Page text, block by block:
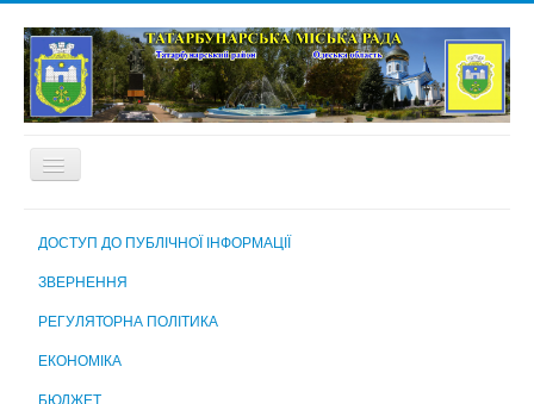
ДОСТУП ДО ПУБЛІЧНОЇ ІНФОРМАЦІЇ
ЗВЕРНЕННЯ
РЕГУЛЯТОРНА ПОЛІТИКА
ЕКОНОМІКА
БЮДЖЕТ